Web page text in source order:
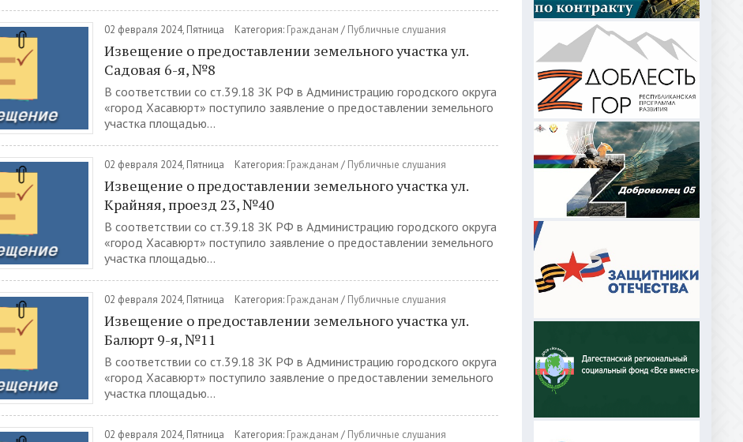
02 февраля 2024, Пятница Категория: Гражданам / Публичные слушания
Извещение о предоставлении земельного участка ул.
Садовая 6-я, №8
В соответствии со ст.39.18 ЗК РФ в Администрацию городского округа
«город Хасавюрт» поступило заявление о предоставлении земельного
участка площадью...
02 февраля 2024, Пятница Категория: Гражданам / Публичные слушания
Извещение о предоставлении земельного участка ул.
Крайняя, проезд 23, №40
В соответствии со ст.39.18 ЗК РФ в Администрацию городского округа
«город Хасавюрт» поступило заявление о предоставлении земельного
участка площадью...
02 февраля 2024, Пятница Категория: Гражданам / Публичные слушания
Извещение о предоставлении земельного участка ул.
Балюрт 9-я, №11
В соответствии со ст.39.18 ЗК РФ в Администрацию городского округа
«город Хасавюрт» поступило заявление о предоставлении земельного
участка площадью...
02 февраля 2024, Пятница Категория: Гражданам / Публичные слушания